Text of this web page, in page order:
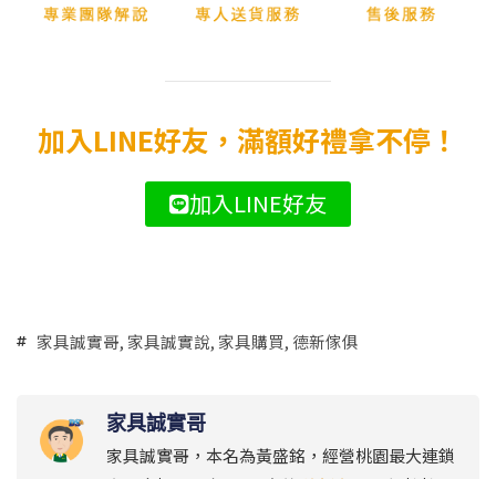
加入LINE好友，滿額好禮拿不停！
加入LINE好友
家具誠實哥, 家具誠實說, 家具購買, 德新傢俱
家具誠實哥
家具誠實哥，本名為黃盛銘，經營桃園最大連鎖